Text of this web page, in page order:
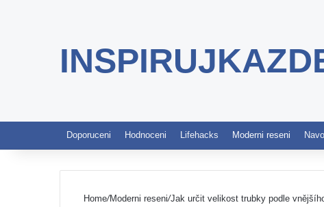
Doporuceni Hodnoceni Lifehacks Moderni reseni
Home/Moderni reseni/Jak určit velikost trubky podle